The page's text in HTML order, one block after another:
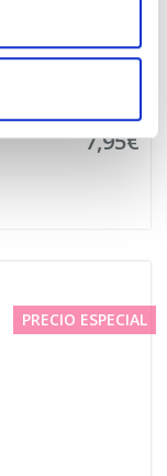
7,95€
PRECIO ESPECIAL